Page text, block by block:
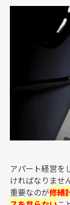
アパート経営を
ければなりませ
重要なのが修繕